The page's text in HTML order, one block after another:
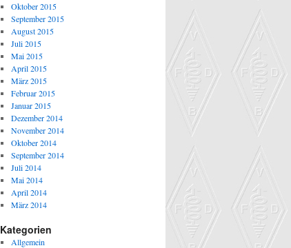
Oktober 2015
September 2015
August 2015
Juli 2015
Mai 2015
April 2015
März 2015
Februar 2015
Januar 2015
Dezember 2014
November 2014
Oktober 2014
September 2014
Juli 2014
Mai 2014
April 2014
März 2014
Kategorien
Allgemein